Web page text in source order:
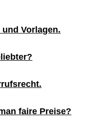
Vorlagen.
faire Preise?